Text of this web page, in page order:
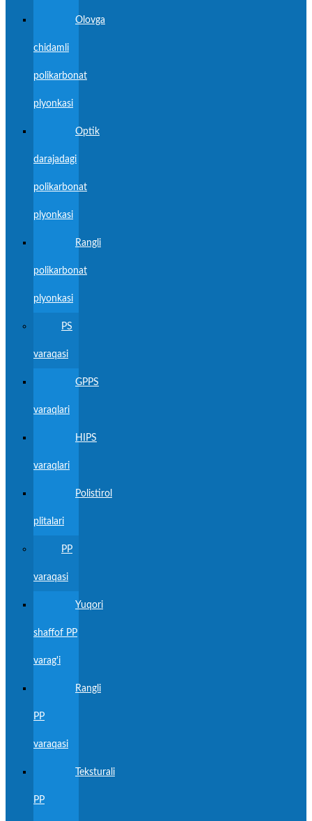
Olovga
chidamli
polikarbonat
plyonkasi
Optik
darajadagi
polikarbonat
plyonkasi
Rangli
polikarbonat
plyonkasi
PS
varaqasi
GPPS
varaqlari
HIPS
varaqlari
Polistirol
plitalari
PP
varaqasi
Yuqori
shaffof PP
varag'i
Rangli
PP
varaqasi
Teksturali
PP